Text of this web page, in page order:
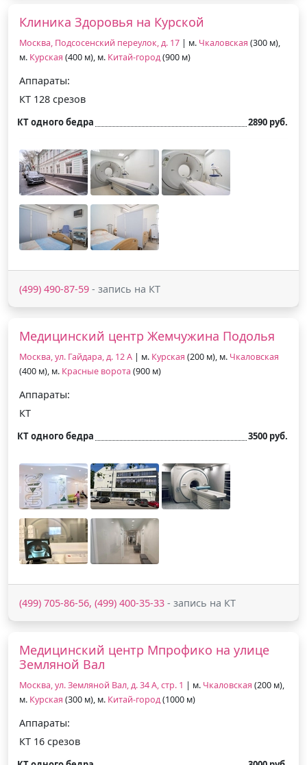
Клиника Здоровья на Курской
Москва, Подсосенский переулок, д. 17 | м. Чкаловская (300 м),
м. Курская (400 м), м. Китай-город(900 м)
Аппараты:
КТ 128 срезов
КТ одного бедра 2890 руб.
(499) 490-87-59 - запись на КТ
Медицинский центр Жемчужина Подолья
Москва, ул. Гайдара, д. 12 А | м. Курская (200 м), м. Чкаловская
(400 м), м. Красные ворота (900 м)
Аппараты:
КТ
КТ одного бедра 3500 руб.
(499) 705-86-56, (499) 400-35-33 - запись на КТ
Медицинский центр Мпрофико на улице
Земляной Вал
Москва, ул. Земляной Вал, д. 34 А, стр. 1 | м. Чкаловская (200 м),
м. Курская (300 м), м. Китай-город(1000 м)
Аппараты:
КТ 16 срезов